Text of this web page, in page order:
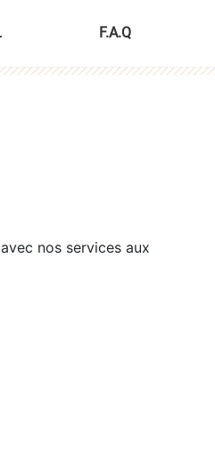
F.A.Q
nos services aux